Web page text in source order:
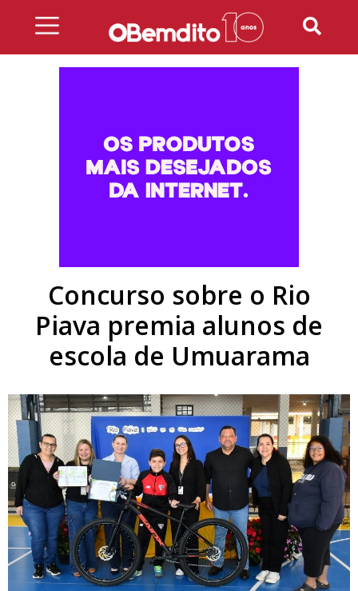
Concurso sobre o Rio
Piava premia alunos de
escola de Umuarama